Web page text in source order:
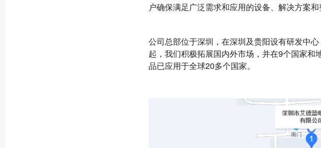
户确保满足广泛需求和应用的设备、解决方案和
公司总部位于深圳，在深圳及贵阳设有研发中
起，我们积极拓展国内外市场，并在9个国家和
品已应用于全球20多个国家。